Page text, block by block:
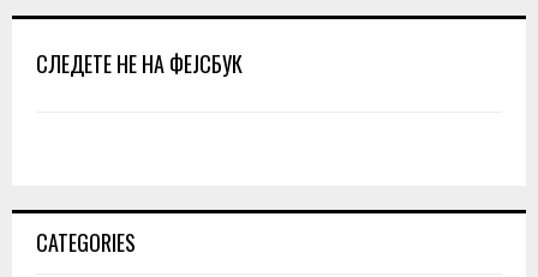
СЛЕДЕТЕ НЕ НА ФЕЈСБУК
CATEGORIES